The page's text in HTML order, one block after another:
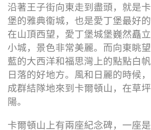
沿著王子街向東走到盡頭，就是
堡的雅典衞城，也是愛丁堡最好
在山頂西望，愛丁堡城堡巍然矗
小城，景色非常美麗。而向東眺
藍的大西洋和福思灣上的點點白
日落的好地方。風和日麗的時候
成群結隊地來到卡爾頓山，在草
陽。
卡爾頓山上有兩座紀念碑，一座